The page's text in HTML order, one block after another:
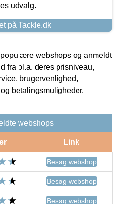
udvalg.
på Tackle.dk
webshops og anmeldt
fra bl.a. deres prisniveau,
brugervenlighed,
betalingsmuligheder.
webshops
Link
Besøg webshop
Besøg webshop
Besøg webshop